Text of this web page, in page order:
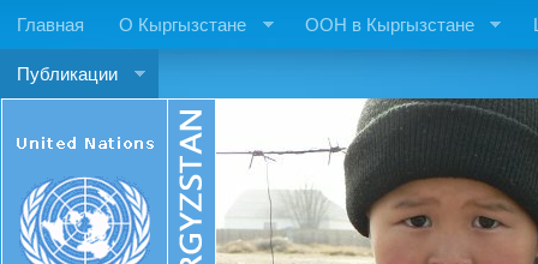
Главная О Кыргызстане ООН в Кыргызстане
Публикации